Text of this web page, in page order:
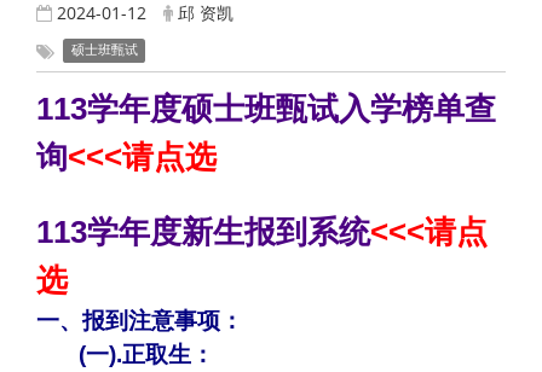
2024-01-12 邱 资凯
硕士班甄试
113学年度硕士班甄试入学榜单查
询<<<请点选
113学年度新生报到系统<<<请点
选
一、报到注意事项：
(一).正取生：